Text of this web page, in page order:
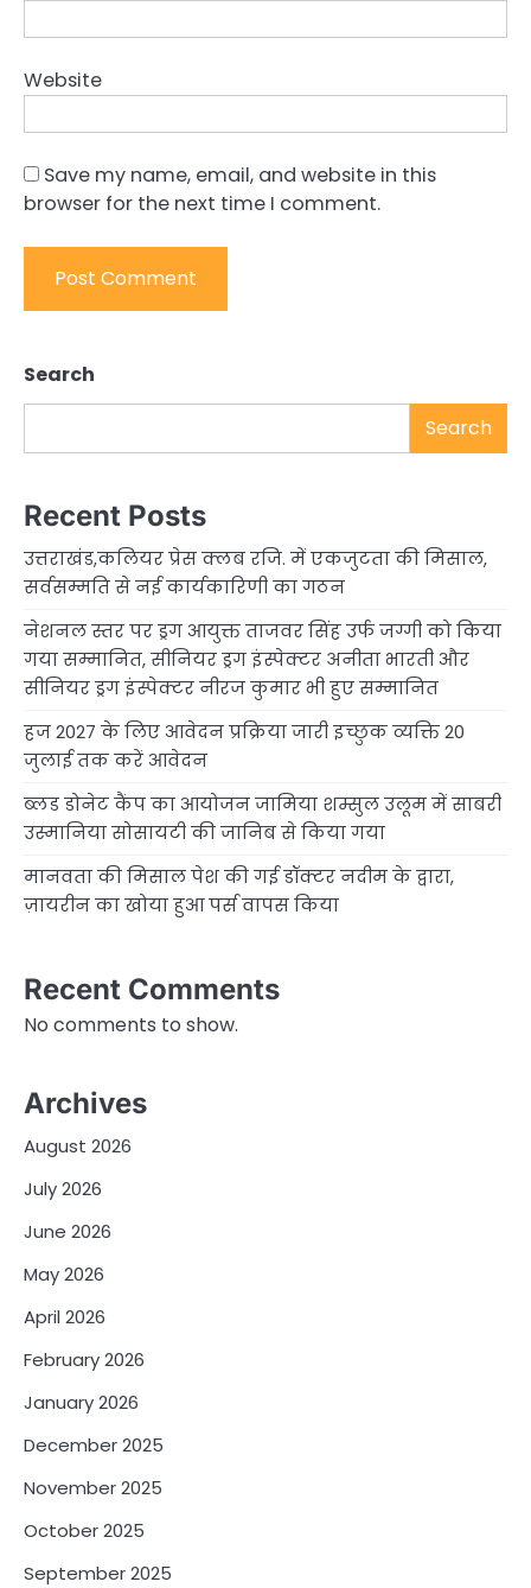
Website
Save my name, email, and website in this
browser for the next time I comment.
Search
Search
Recent Posts
उत्तराखंड,कलियर प्रेस क्लब रजि. में एकजुटता की मिसाल,
सर्वसम्मति से नई कार्यकारिणी का गठन
नेशनल स्तर पर ड्रग आयुक्त ताजवर सिंह उर्फ जग्गी को किया
गया सम्मानित, सीनियर ड्रग इंस्पेक्टर अनीता भारती और
सीनियर ड्रग इंस्पेक्टर नीरज कुमार भी हुए सम्मानित
हज 2027 के लिए आवेदन प्रक्रिया जारी इच्छुक व्यक्ति 20
जुलाई तक करें आवेदन
ब्लड डोनेट कैंप का आयोजन जामिया शम्सुल उलूम में साबरी
उस्मानिया सोसायटी की जानिब से किया गया
मानवता की मिसाल पेश की गई डॉक्टर नदीम के द्वारा,
ज़ायरीन का खोया हुआ पर्स वापस किया
Recent Comments
No comments to show.
Archives
August 2026
July 2026
June 2026
May 2026
April 2026
February 2026
January 2026
December 2025
November 2025
October 2025
September 2025